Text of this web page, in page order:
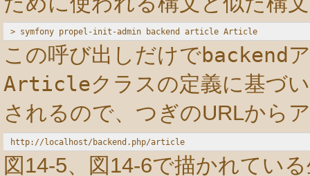
この呼び出しだけでbackend
Articleクラスの定義に基づ
されるので、つぎのURLから
図14-5、図14-6で描かれてい